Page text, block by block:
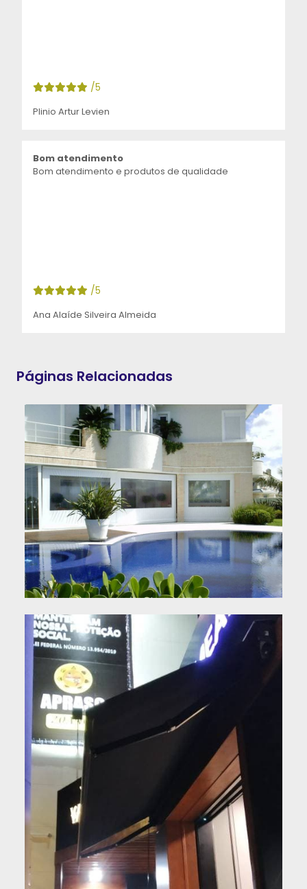
/5
Plinio Artur Levien
Bom atendimento
Bom atendimento e produtos de qualidade
/5
Ana Alaíde Silveira Almeida
Páginas Relacionadas